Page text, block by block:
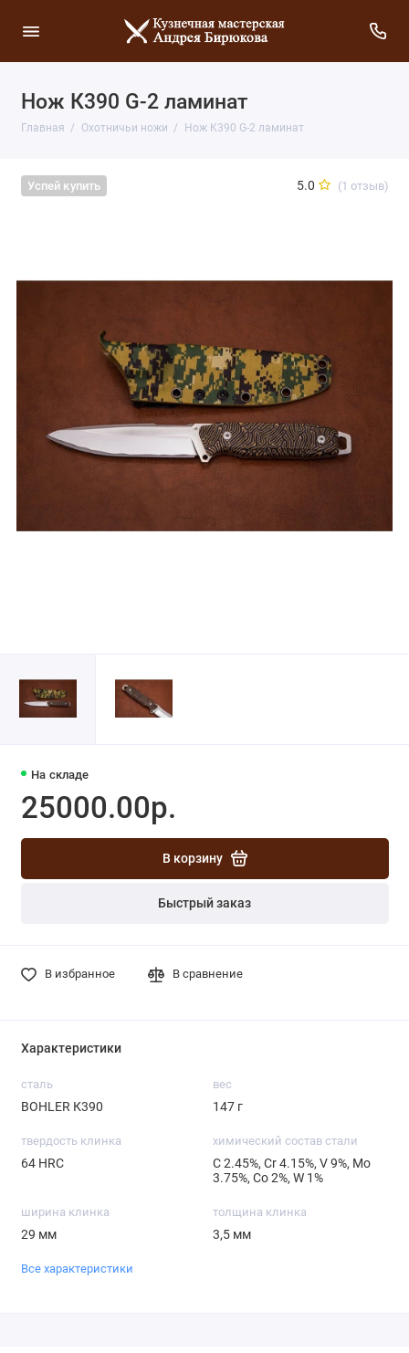
Нож К390 G-2 ламинат
Главная Охотничьи ножи Нож К390 G-2 ламинат
Успей купить 5.0 (1 отзыв)
На складе
25000.00р.
В корзину
Быстрый заказ
В избранное В сравнение
Характеристики
сталь
BOHLER К390
вес
147 г
твердость клинка
64 HRC
химический состав стали
С 2.45%, Cr 4.15%, V 9%, Mo
3.75%, Со 2%, W 1%
ширина клинка
29 мм
толщина клинка
3,5 мм
Все характеристики